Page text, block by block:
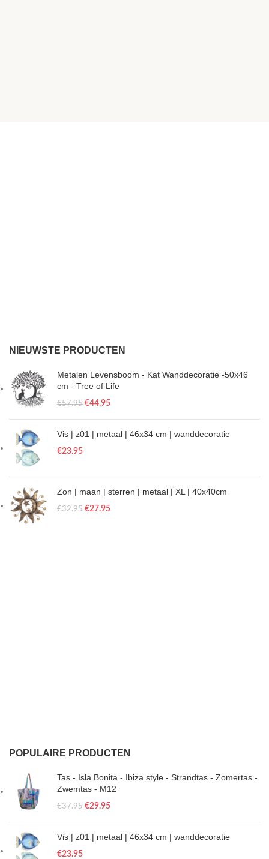
NIEUWSTE PRODUCTEN
Metalen Levensboom - Kat Wanddecoratie -50x46
cm - Tree of Life
€57.95 €44.95
Vis | z01 | metaal | 46x34 cm | wanddecoratie
€23.95
Zon | maan | sterren | metaal | XL | 40x40cm
€32.95 €27.95
POPULAIRE PRODUCTEN
Tas - Isla Bonita - Ibiza style - Strandtas - Zomertas -
Zwemtas - M12
€37.95 €29.95
Vis | z01 | metaal | 46x34 cm | wanddecoratie
€23.95